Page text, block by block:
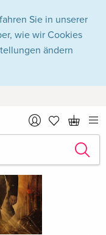
Sie in unserer
wie wir Cookies
ändern